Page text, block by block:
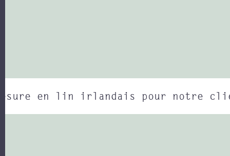
en lin irlandais pour notre